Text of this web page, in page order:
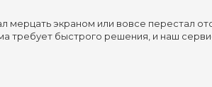
мерцать экраном или вовсе перестал
требует быстрого решения, и наш